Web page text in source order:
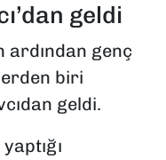
geldi
ardından genç
biri
geldi.